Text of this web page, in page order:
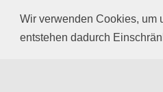
Wir verwenden Cookies, um
entstehen dadurch